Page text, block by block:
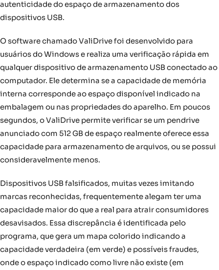
autenticidade do espaço de armazenamento dos
dispositivos USB.
O software chamado ValiDrive foi desenvolvido para
usuários do Windows e realiza uma verificação rápida em
qualquer dispositivo de armazenamento USB conectado ao
computador. Ele determina se a capacidade de memória
interna corresponde ao espaço disponível indicado na
embalagem ou nas propriedades do aparelho. Em poucos
segundos, o ValiDrive permite verificar se um pendrive
anunciado com 512 GB de espaço realmente oferece essa
capacidade para armazenamento de arquivos, ou se possui
consideravelmente menos.
Dispositivos USB falsificados, muitas vezes imitando
marcas reconhecidas, frequentemente alegam ter uma
capacidade maior do que a real para atrair consumidores
desavisados. Essa discrepância é identificada pelo
programa, que gera um mapa colorido indicando a
capacidade verdadeira (em verde) e possíveis fraudes,
onde o espaço indicado como livre não existe (em